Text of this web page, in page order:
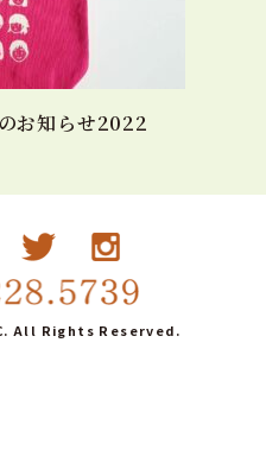
お知らせ2022
All Rights Reserved.